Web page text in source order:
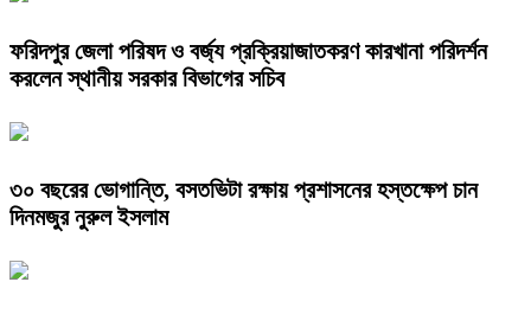
ফরিদপুর জেলা পরিষদ ও বর্জ্য প্রক্রিয়াজাতকরণ কারখানা পরিদর্শন
করলেন স্থানীয় সরকার বিভাগের সচিব
৩০ বছরের ভোগান্তি, বসতভিটা রক্ষায় প্রশাসনের হস্তক্ষেপ চান
দিনমজুর নুরুল ইসলাম